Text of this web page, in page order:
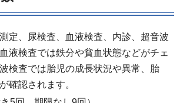
定、尿検査、血液検査、内診、超音波
液検査では鉄分や貧血状態などがチェ
検査では胎児の成長状況や異常、胎
確認されます。